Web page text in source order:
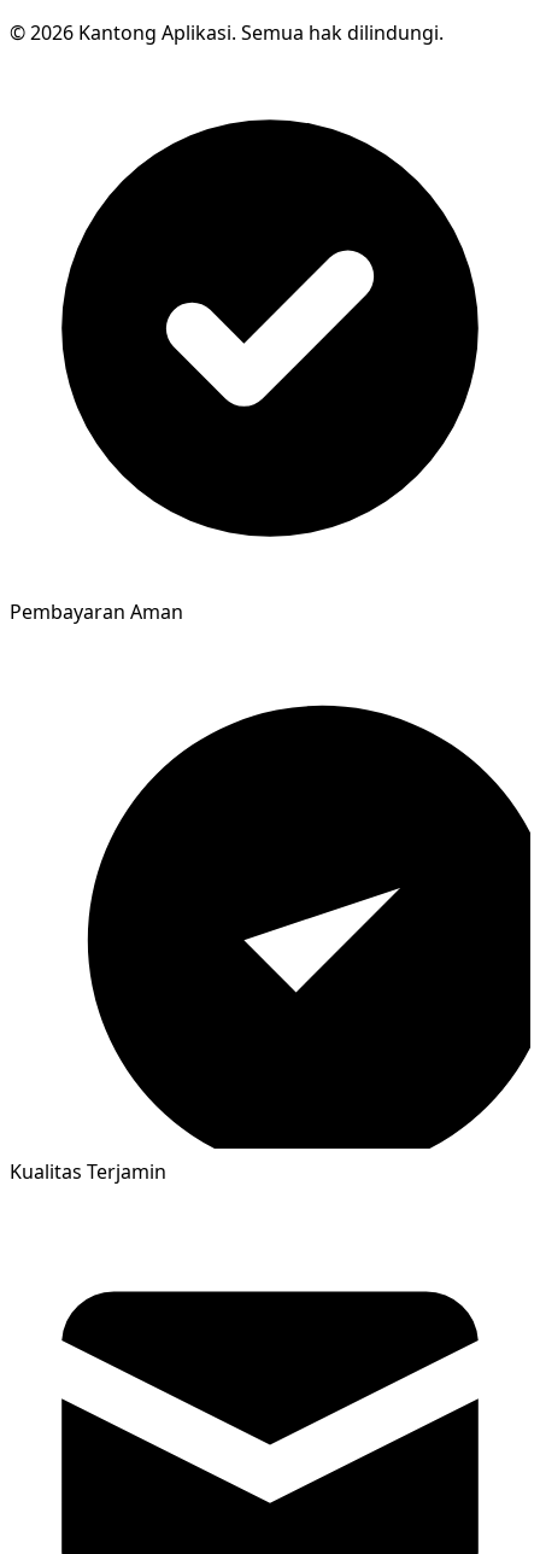
© 2026 Kantong Aplikasi. Semua hak dilindungi.
Pembayaran Aman
Kualitas Terjamin